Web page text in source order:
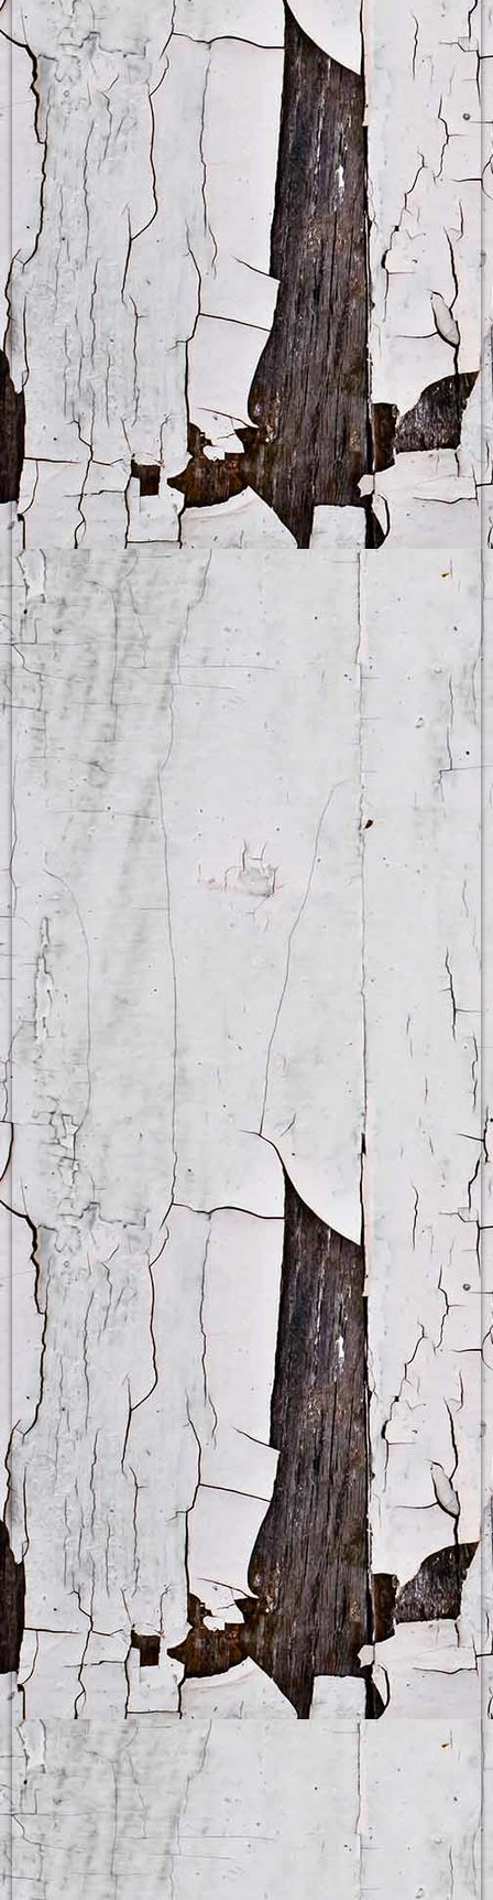
Business English Weekend für Präsentieren
Business Englisch Übung
Eine neue Gruppe